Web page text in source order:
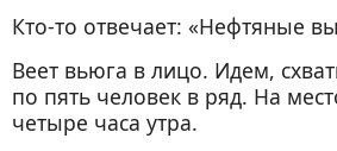
Кто-то отвечает: «Нефтяные
Веет вьюга в лицо. Идем,
по пять человек в ряд. На
четыре часа утра.